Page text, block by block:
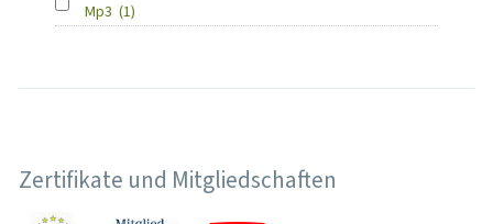
Mp3 (1)
Zertifikate und Mitgliedschaften